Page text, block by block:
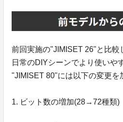
前回実施の"JIMISET 26"と比較
日常のDIYシーンでより使いや
"JIMISET 80"には以下の変更を
1. ビット数の増加(28→72種類)